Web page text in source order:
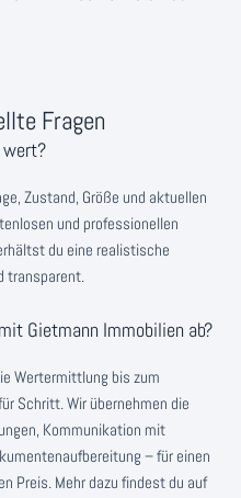
Fragen
Zustand, Größe und aktuellen
und professionellen
du eine realistische
transparent.
Gietmann Immobilien ab?
Wertermittlung bis zum
Schritt. Wir übernehmen die
Kommunikation mit
– für einen
Preis. Mehr dazu findest du auf